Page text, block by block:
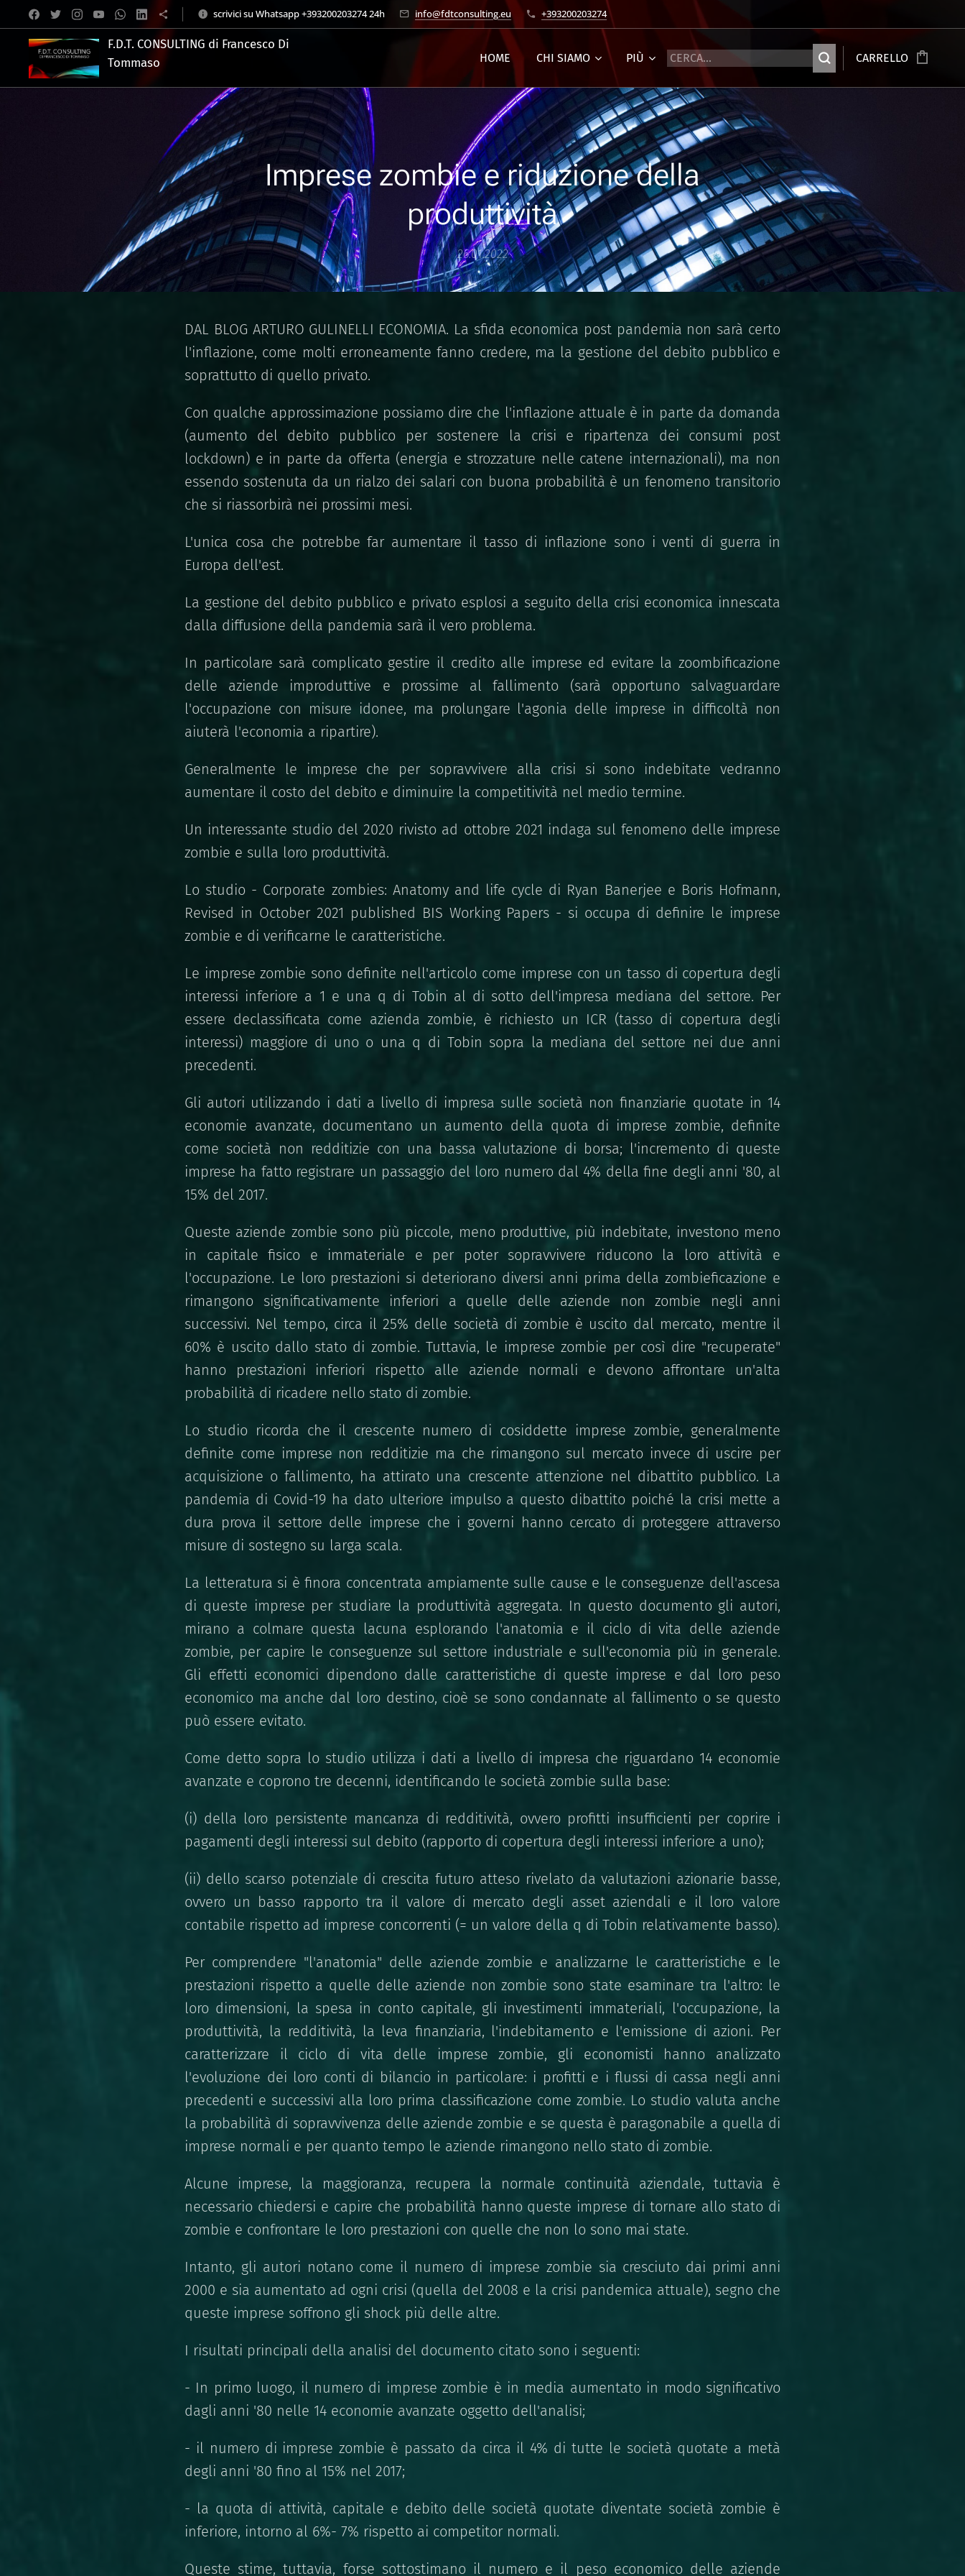
scrivici su Whatsapp +393200203274 24h info@fdtconsulting.eu +393200203274
F.D.T. CONSULTING di Francesco Di
Tommaso
.
HOME CHI SIAMO PIÙ CARRELLO
Imprese zombie e riduzione della
produttività
26.01.2022
DAL BLOG ARTURO GULINELLI ECONOMIA. La sfida economica post pandemia non sarà certo
l'inflazione, come molti erroneamente fanno credere, ma la gestione del debito pubblico e
soprattutto di quello privato.
Con qualche approssimazione possiamo dire che l'inflazione attuale è in parte da domanda
(aumento del debito pubblico per sostenere la crisi e ripartenza dei consumi post
lockdown) e in parte da offerta (energia e strozzature nelle catene internazionali), ma non
essendo sostenuta da un rialzo dei salari con buona probabilità è un fenomeno transitorio
che si riassorbirà nei prossimi mesi.
L'unica cosa che potrebbe far aumentare il tasso di inflazione sono i venti di guerra in
Europa dell'est.
La gestione del debito pubblico e privato esplosi a seguito della crisi economica innescata
dalla diffusione della pandemia sarà il vero problema.
In particolare sarà complicato gestire il credito alle imprese ed evitare la zoombificazione
delle aziende improduttive e prossime al fallimento (sarà opportuno salvaguardare
l'occupazione con misure idonee, ma prolungare l'agonia delle imprese in difficoltà non
aiuterà l'economia a ripartire).
Generalmente le imprese che per sopravvivere alla crisi si sono indebitate vedranno
aumentare il costo del debito e diminuire la competitività nel medio termine.
Un interessante studio del 2020 rivisto ad ottobre 2021 indaga sul fenomeno delle imprese
zombie e sulla loro produttività.
Lo studio - Corporate zombies: Anatomy and life cycle di Ryan Banerjee e Boris Hofmann,
Revised in October 2021 published BIS Working Papers - si occupa di definire le imprese
zombie e di verificarne le caratteristiche.
Le imprese zombie sono definite nell'articolo come imprese con un tasso di copertura degli
interessi inferiore a 1 e una q di Tobin al di sotto dell'impresa mediana del settore. Per
essere declassificata come azienda zombie, è richiesto un ICR (tasso di copertura degli
interessi) maggiore di uno o una q di Tobin sopra la mediana del settore nei due anni
precedenti.
Gli autori utilizzando i dati a livello di impresa sulle società non finanziarie quotate in 14
economie avanzate, documentano un aumento della quota di imprese zombie, definite
come società non redditizie con una bassa valutazione di borsa; l'incremento di queste
imprese ha fatto registrare un passaggio del loro numero dal 4% della fine degli anni '80, al
15% del 2017.
Queste aziende zombie sono più piccole, meno produttive, più indebitate, investono meno
in capitale fisico e immateriale e per poter sopravvivere riducono la loro attività e
l'occupazione. Le loro prestazioni si deteriorano diversi anni prima della zombieficazione e
rimangono significativamente inferiori a quelle delle aziende non zombie negli anni
successivi. Nel tempo, circa il 25% delle società di zombie è uscito dal mercato, mentre il
60% è uscito dallo stato di zombie. Tuttavia, le imprese zombie per così dire "recuperate"
hanno prestazioni inferiori rispetto alle aziende normali e devono affrontare un'alta
probabilità di ricadere nello stato di zombie.
Lo studio ricorda che il crescente numero di cosiddette imprese zombie, generalmente
definite come imprese non redditizie ma che rimangono sul mercato invece di uscire per
acquisizione o fallimento, ha attirato una crescente attenzione nel dibattito pubblico. La
pandemia di Covid-19 ha dato ulteriore impulso a questo dibattito poiché la crisi mette a
dura prova il settore delle imprese che i governi hanno cercato di proteggere attraverso
misure di sostegno su larga scala.
La letteratura si è finora concentrata ampiamente sulle cause e le conseguenze dell'ascesa
di queste imprese per studiare la produttività aggregata. In questo documento gli autori,
mirano a colmare questa lacuna esplorando l'anatomia e il ciclo di vita delle aziende
zombie, per capire le conseguenze sul settore industriale e sull'economia più in generale.
Gli effetti economici dipendono dalle caratteristiche di queste imprese e dal loro peso
economico ma anche dal loro destino, cioè se sono condannate al fallimento o se questo
può essere evitato.
Come detto sopra lo studio utilizza i dati a livello di impresa che riguardano 14 economie
avanzate e coprono tre decenni, identificando le società zombie sulla base:
(i) della loro persistente mancanza di redditività, ovvero profitti insufficienti per coprire i
pagamenti degli interessi sul debito (rapporto di copertura degli interessi inferiore a uno);
(ii) dello scarso potenziale di crescita futuro atteso rivelato da valutazioni azionarie basse,
ovvero un basso rapporto tra il valore di mercato degli asset aziendali e il loro valore
contabile rispetto ad imprese concorrenti (= un valore della q di Tobin relativamente basso).
Per comprendere "l'anatomia" delle aziende zombie e analizzarne le caratteristiche e le
prestazioni rispetto a quelle delle aziende non zombie sono state esaminare tra l'altro: le
loro dimensioni, la spesa in conto capitale, gli investimenti immateriali, l'occupazione, la
produttività, la redditività, la leva finanziaria, l'indebitamento e l'emissione di azioni. Per
caratterizzare il ciclo di vita delle imprese zombie, gli economisti hanno analizzato
l'evoluzione dei loro conti di bilancio in particolare: i profitti e i flussi di cassa negli anni
precedenti e successivi alla loro prima classificazione come zombie. Lo studio valuta anche
la probabilità di sopravvivenza delle aziende zombie e se questa è paragonabile a quella di
imprese normali e per quanto tempo le aziende rimangono nello stato di zombie.
Alcune imprese, la maggioranza, recupera la normale continuità aziendale, tuttavia è
necessario chiedersi e capire che probabilità hanno queste imprese di tornare allo stato di
zombie e confrontare le loro prestazioni con quelle che non lo sono mai state.
Intanto, gli autori notano come il numero di imprese zombie sia cresciuto dai primi anni
2000 e sia aumentato ad ogni crisi (quella del 2008 e la crisi pandemica attuale), segno che
queste imprese soffrono gli shock più delle altre.
I risultati principali della analisi del documento citato sono i seguenti:
- In primo luogo, il numero di imprese zombie è in media aumentato in modo significativo
dagli anni '80 nelle 14 economie avanzate oggetto dell'analisi;
- il numero di imprese zombie è passato da circa il 4% di tutte le società quotate a metà
degli anni '80 fino al 15% nel 2017;
- la quota di attività, capitale e debito delle società quotate diventate società zombie è
inferiore, intorno al 6%- 7% rispetto ai competitor normali.
Queste stime, tuttavia, forse sottostimano il numero e il peso economico delle aziende